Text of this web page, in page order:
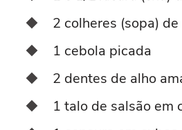
2 colheres (sopa)
1 cebola picada
2 dentes de alho
1 talo de salsão em